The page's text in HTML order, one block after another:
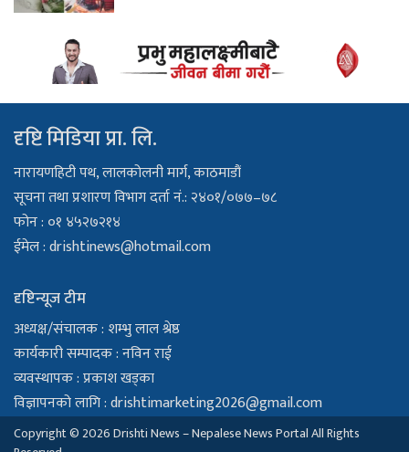
दृष्टि मिडिया प्रा. लि.
नारायणहिटी पथ, लालकोलनी मार्ग, काठमाडौं
सूचना तथा प्रशारण विभाग दर्ता नं.: २४०१/०७७–७८
फोन : ०१ ४५२७२१४
ईमेल :drishtinews@hotmail.com
दृष्टिन्यूज टीम
अध्यक्ष/संचालक : शम्भु लाल श्रेष्ठ
कार्यकारी सम्पादक : नविन राई
व्यवस्थापक : प्रकाश खड्का
विज्ञापनको लागि :drishtimarketing2026@gmail.com
Copyright © 2026 Drishti News – Nepalese News Portal All Rights